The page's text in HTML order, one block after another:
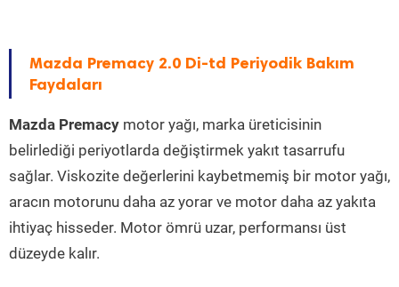
Mazda Premacy 2.0 Di-td Periyodik Bakım
Faydaları
Mazda Premacy motor yağı, marka üreticisinin
belirlediği periyotlarda değiştirmek yakıt tasarrufu
sağlar. Viskozite değerlerini kaybetmemiş bir motor yağı,
aracın motorunu daha az yorar ve motor daha az yakıta
ihtiyaç hisseder. Motor ömrü uzar, performansı üst
düzeyde kalır.